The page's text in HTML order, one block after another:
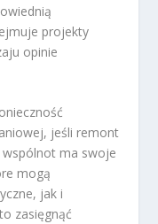
projekty
opinie
jeśli remont
wspólnot ma swoje
mogą
jak i
zasięgnąć